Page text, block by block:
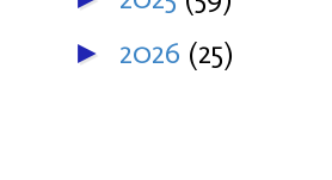
► 2026 (25)